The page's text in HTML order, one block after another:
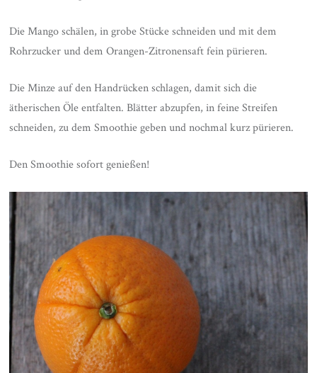
Die Mango schälen, in grobe Stücke schneiden und mit dem
Rohrzucker und dem Orangen-Zitronensaft fein pürieren.
Die Minze auf den Handrücken schlagen, damit sich die
ätherischen Öle entfalten. Blätter abzupfen, in feine Streifen
schneiden, zu dem Smoothie geben und nochmal kurz pürieren.
Den Smoothie sofort genießen!